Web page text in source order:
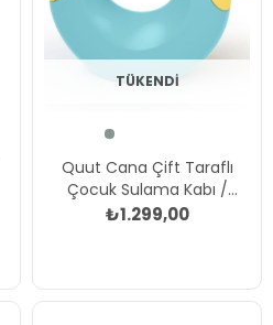
TÜKENDI
Quut Cana Çift Taraflı
Çocuk Sulama Kabı /
Small / Banana Blue Çok
₺1.299,00